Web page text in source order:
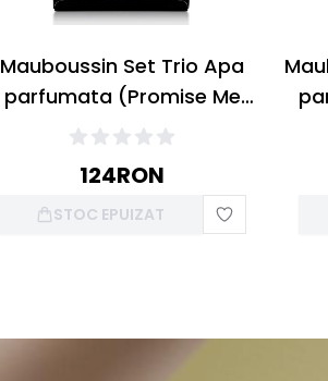
Mauboussin Set Trio Apa
parfumata (Promise Me
50ml + Promise Me Flower
50ml)
124RON
STOC EPUIZAT